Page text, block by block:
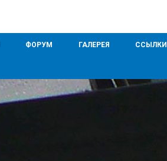
ФОРУМ ГАЛЕРЕЯ ССЫЛКИ